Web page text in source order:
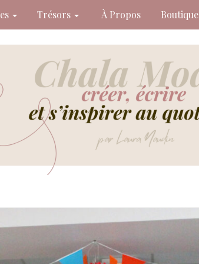
Trésors À Propos Boutique